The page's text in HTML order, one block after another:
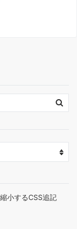
小するCSS追記